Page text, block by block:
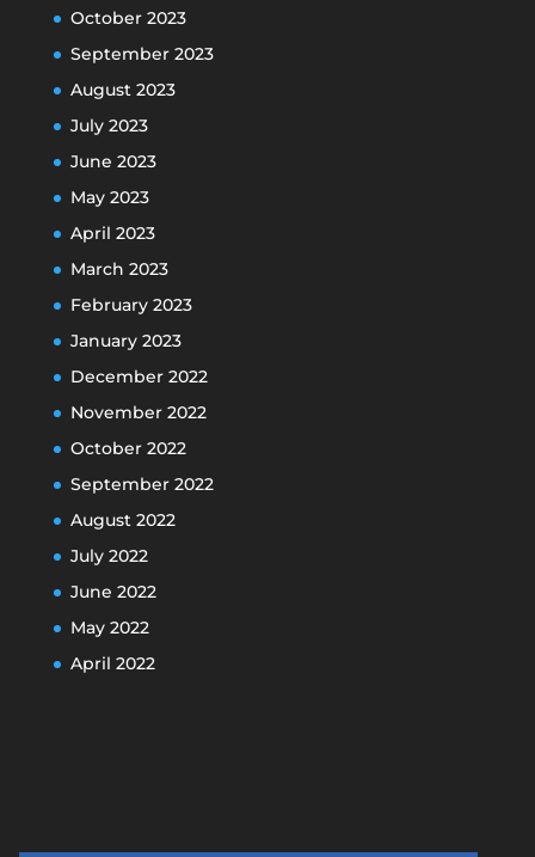
October 2023
September 2023
August 2023
July 2023
June 2023
May 2023
April 2023
March 2023
February 2023
January 2023
December 2022
November 2022
October 2022
September 2022
August 2022
July 2022
June 2022
May 2022
April 2022